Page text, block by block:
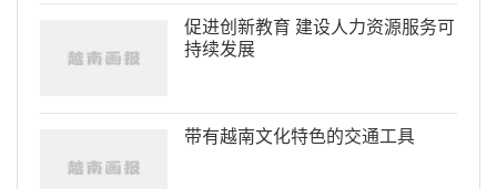
促进创新教育 建设人力资源服务可
持续发展
带有越南文化特色的交通工具